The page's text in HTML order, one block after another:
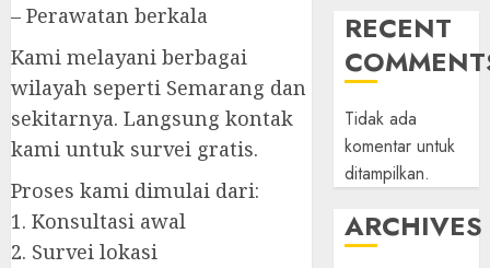
– Perawatan berkala
Kami melayani berbagai
wilayah seperti Semarang dan
sekitarnya. Langsung kontak
kami untuk survei gratis.
Proses kami dimulai dari:
1. Konsultasi awal
2. Survei lokasi
RECENT
Tidak ada
komentar untuk
ditampilkan.
ARCHIVES